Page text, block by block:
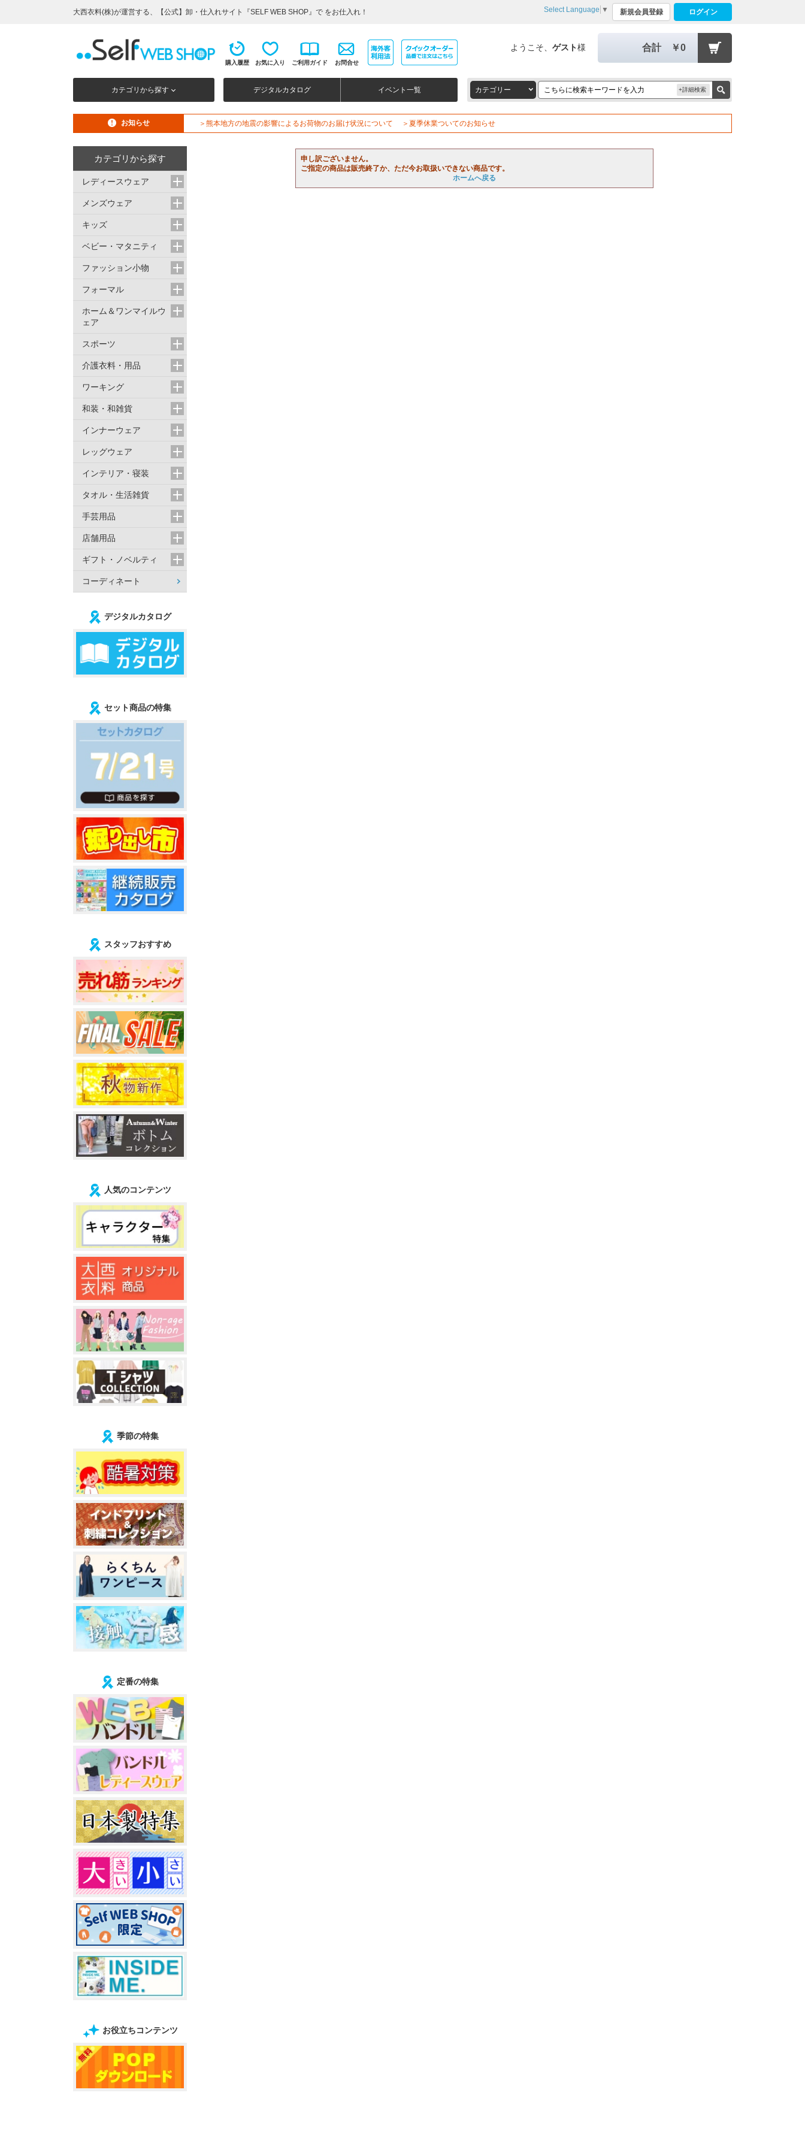
大西衣料(株)が運営する、【公式】卸・仕入れサイト『SELF WEB SHOP』で をお仕入れ！ ログイン
新規会員登録
Select Language ▼
購入履歴 お気に入り ご利用ガイド お問合せ
ようこそ、 ゲスト様 合計 ￥0
カテゴリから探す デジタルカタログ イベント一覧 カテゴリー +詳細検索
お知らせ ＞熊本地方の地震の影響によるお荷物のお届け状況について ＞夏季休業ついてのお知らせ
申し訳ございません。
ご指定の商品は販売終了か、ただ今お取扱いできない商品です。
ホームへ戻る
カテゴリから探す
レディースウェア
メンズウェア
キッズ
ベビー・マタニティ
ファッション小物
フォーマル
ホーム＆ワンマイルウ
ェア
スポーツ
介護衣料・用品
ワーキング
和装・和雑貨
インナーウェア
レッグウェア
インテリア・寝装
タオル・生活雑貨
手芸用品
店舗用品
ギフト・ノベルティ
コーディネート
デジタルカタログ
セット商品の特集
スタッフおすすめ
人気のコンテンツ
季節の特集
定番の特集
お役立ちコンテンツ